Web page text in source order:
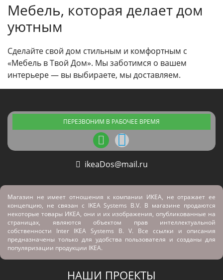
Мебель, которая делает дом
уютным
Сделайте свой дом стильным и комфортным с
«Мебель в Твой Дом». Мы заботимся о вашем
интерьере — вы выбираете, мы доставляем.
ПЕРЕЗВОНИМ В РАБОЧЕЕ ВРЕМЯ
ikeaDos@mail.ru
Магазин не имеет отношения к компании ИКЕА, не отражает ее
концепцию, не связан с IKEA Systems B.V. В магазине продаются
некоторые товары ИКЕА, они и их изображения, опубликованные на
страницах, являются объектом прав интеллектуальной
собственности Inter IKEA Systems B. V. Все ссылки и описания
предназначены только для удобства пользователя и созданы для
популяризации продукции IKEA.
НАШИ ПРОЕКТЫ